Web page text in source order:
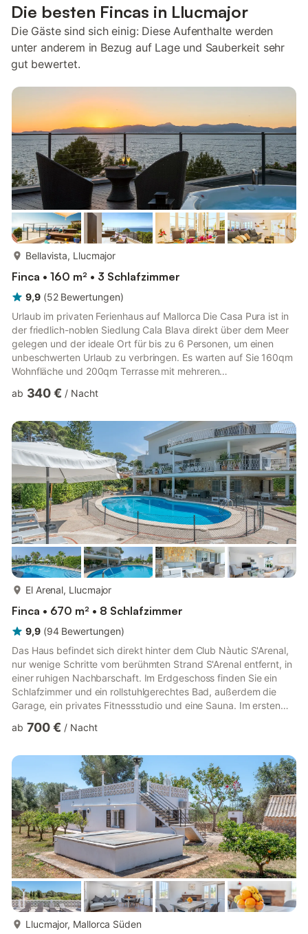
Die besten Fincas in Llucmajor
Die Gäste sind sich einig: Diese Aufenthalte werden
unter anderem in Bezug auf Lage und Sauberkeit sehr
gut bewertet.
Bellavista, Llucmajor
Finca • 160 m² • 3 Schlafzimmer
9,9 (52 Bewertungen)
Urlaub im privaten Ferienhaus auf Mallorca Die Casa Pura ist in
der friedlich-noblen Siedlung Cala Blava direkt über dem Meer
gelegen und der ideale Ort für bis zu 6 Personen, um einen
unbeschwerten Urlaub zu verbringen. Es warten auf Sie 160qm
Wohnfläche und 200qm Terrasse mit mehreren
gepflegten Garten mit Palmen, Zitronen-, Orangen- und
geräumige Schlafzimmer mit großen und bequemen
Doppelbetten, zwei mit Natursteinen liebevoll gestaltete Bäder,
die vollständig ausgestattete Küche und...
ab 340 € / Nacht
El Arenal, Llucmajor
Finca • 670 m² • 8 Schlafzimmer
9,9 (94 Bewertungen)
Das Haus befindet sich direkt hinter dem Club Nàutic S'Arenal,
nur wenige Schritte vom berühmten Strand S'Arenal entfernt, in
einer ruhigen Nachbarschaft. Im Erdgeschoss finden Sie ein
Schlafzimmer und ein rollstuhlgerechtes Bad, außerdem die
Garage, ein privates Fitnessstudio und eine Sauna. Im ersten
Küche, ein Gäste-WC und 3 Schlafzimmer: Eines mit 2
mit Ausziehbett für 2 Personen. Die letzten beiden Zimmer
teilen sich ein Bad. Im zweiten Stock gibt es ebenfalls 4 Schl...
ab 700 € / Nacht
Llucmajor, Mallorca Süden